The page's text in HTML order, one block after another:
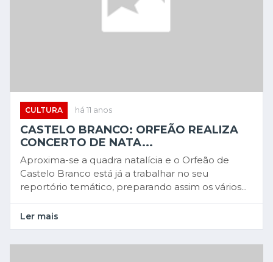
CULTURA há 11 anos
CASTELO BRANCO: ORFEÃO REALIZA
CONCERTO DE NATA...
Aproxima-se a quadra natalícia e o Orfeão de
Castelo Branco está já a trabalhar no seu
reportório temático, preparando assim os vários...
Ler mais